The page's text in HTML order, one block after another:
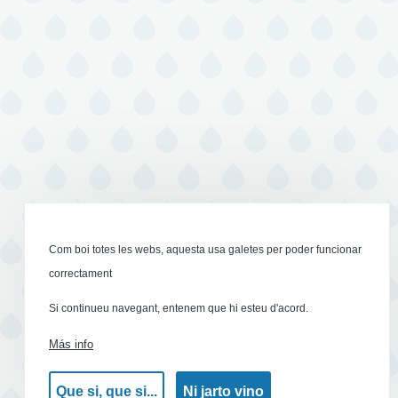
Com boi totes les webs, aquesta usa galetes per poder funcionar
correctament
Si continueu navegant, entenem que hi esteu d'acord.
Más info
Que si, que si... Ni jarto vino